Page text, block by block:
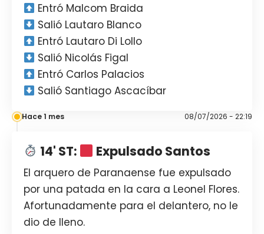
Entró Malcom Braida
Salió Lautaro Blanco
Entró Lautaro Di Lollo
Salió Nicolás Figal
Entró Carlos Palacios
Salió Santiago Ascacíbar
Hace 1 mes 08/07/2026 - 22:19
14' ST: Expulsado Santos
El arquero de Paranaense fue expulsado
por una patada en la cara a Leonel Flores.
Afortunadamente para el delantero, no le
dio de lleno.